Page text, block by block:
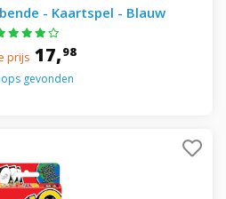
- Kaartspel - Blauw
prijs 17,98
gevonden